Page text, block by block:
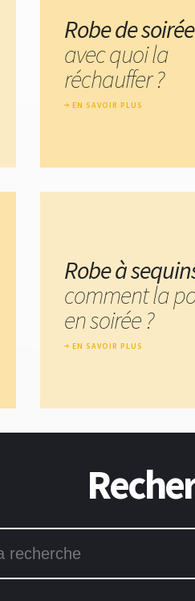
Robe de soirée
avec quoi la
réchauffer ?
EN SAVOIR PLUS
Robe à
comment la
en soirée ?
EN SAVOIR PLUS